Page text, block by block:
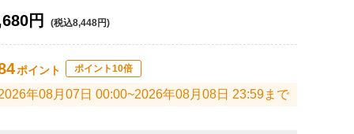
円 (税込8,448円)
ポイント ポイント10倍
年08月07日 00:00~2026年08月08日 23:59まで